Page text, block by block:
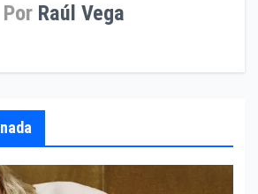
Por Raúl Vega